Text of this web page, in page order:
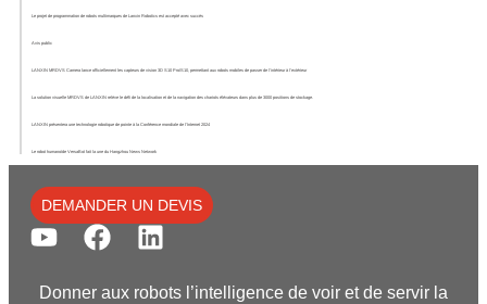
Le projet de programmation de robots multimarques de Lanxin Robotics est accepté avec succès
Avis public
LANXIN MRDVS Camera lance officiellement les capteurs de vision 3D S10 Pro/S10, permettant aux robots mobiles de passer de l'intérieur à l'extérieur
La solution visuelle MRDVS de LANXIN relève le défi de la localisation et de la navigation des chariots élévateurs dans plus de 3000 positions de stockage.
LANXIN présentera une technologie robotique de pointe à la Conférence mondiale de l'Internet 2024
Le robot humanoïde VersaBot fait la une du Hangzhou News Network
DEMANDER UN DEVIS
Donner aux robots l’intelligence de voir et de servir la